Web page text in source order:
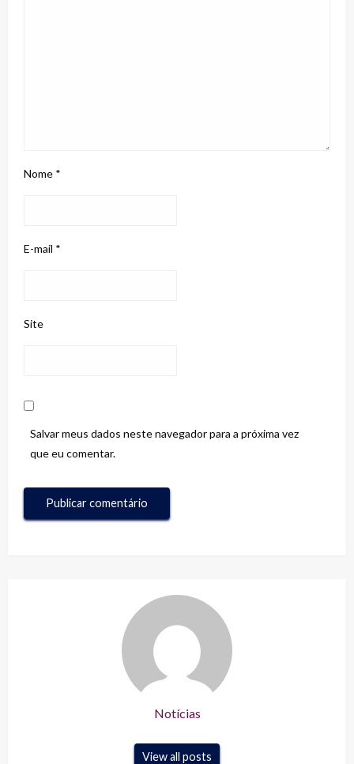
Nome *
E-mail *
Site
Salvar meus dados neste navegador para a próxima vez
que eu comentar.
Notícias
View all posts